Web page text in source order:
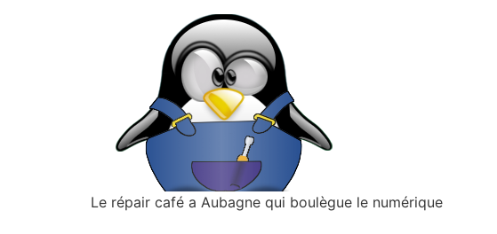
Le répair café a Aubagne qui boulègue le numérique